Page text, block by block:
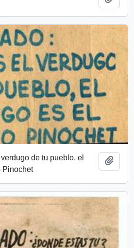
de tu pueblo, el
Pinochet